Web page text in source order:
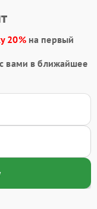
20%на первый
вами в ближайшее